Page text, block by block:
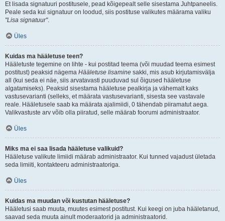
Et lisada signatuuri postitusele, pead kõigepealt selle sisestama Juhtpaneelis.
Peale seda kui signatuur on loodud, siis postituse valikutes määrama valiku
"Lisa signatuur".
Üles
Kuidas ma hääletuse teen?
Hääletuste tegemine on lihte - kui postitad teema (või muudad teema esimest
postitust) peaksid nägema Hääletuse lisamine sakki, mis asub kirjutamisvälja
all (kui seda ei näe, siis arvatavasti puuduvad sul õigused hääletuse
algatamiseks). Peaksid sisestama hääletuse pealkirja ja vähemalt kaks
vastusevarianti (selleks, et määrata vastusevarianti, sisesta see vastavale
reale. Hääletusele saab ka määrata ajalimiidi, 0 tähendab piiramatut aega.
Valikvastuste arv võib olla piiratud, selle määrab foorumi administraator.
Üles
Miks ma ei saa lisada hääletuse valikuid?
Hääletuse valikute limiidi määrab administraator. Kui tunned vajadust ületada
seda limiiti, kontakteeru administraatoriga.
Üles
Kuidas ma muudan või kustutan hääletuse?
Hääletusi saab muuta, muutes esimest postitust. Kui keegi on juba hääletanud,
saavad seda muuta ainult moderaatorid ja administraatorid.